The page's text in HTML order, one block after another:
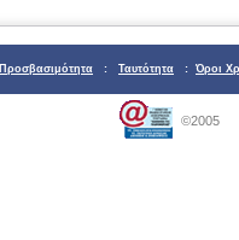
Προσβασιμότητα : Ταυτότητα : Όροι
©2005